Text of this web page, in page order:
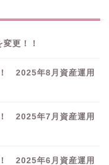
更！！
2025年8月資産運用
2025年7月資産運用
2025年6月資産運用